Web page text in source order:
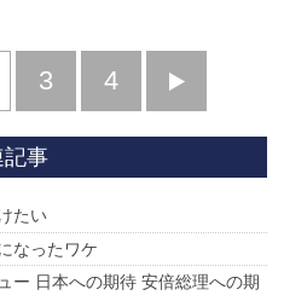
3 4
へ
事
たい
なったワケ
ー 日本への期待 安倍総理への期